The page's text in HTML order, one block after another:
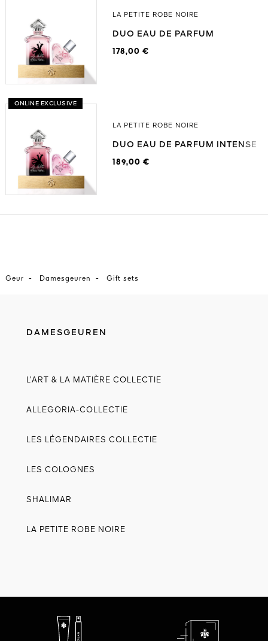
LA PETITE ROBE NOIRE
DUO EAU DE PARFUM
178,00 €
ONLINE EXCLUSIVE
LA PETITE ROBE NOIRE
DUO EAU DE PARFUM INTENSE
189,00 €
Geur - Damesgeuren - Gift sets
DAMESGEUREN
L’ART & LA MATIÈRE COLLECTIE
ALLEGORIA-COLLECTIE
LES LÉGENDAIRES COLLECTIE
LES COLOGNES
SHALIMAR
LA PETITE ROBE NOIRE